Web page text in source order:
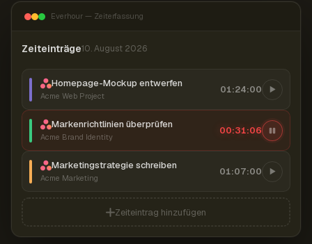
Everhour — Zeiterfassung
Zeiteinträge10. August 2026
Homepage-Mockup entwerfen
Acme Web Project
01:24:00
Markenrichtlinien überprüfen
Acme Brand Identity
00:31:06
Marketingstrategie schreiben
Acme Marketing
01:07:00
Zeiteintrag hinzufügen